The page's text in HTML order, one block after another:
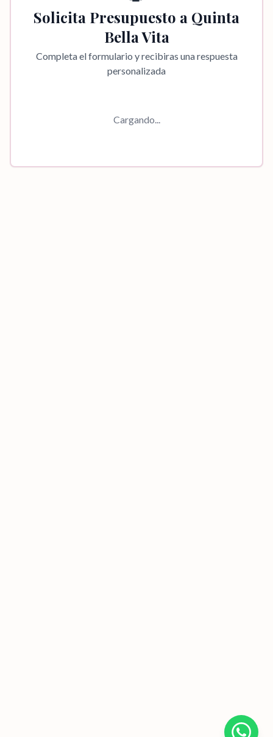
Solicita Presupuesto a Quinta
Bella Vita
Completa el formulario y recibiras una respuesta
personalizada
Cargando...